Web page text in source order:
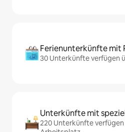
Ferienunterkünfte mit
30 Unterkünfte verfügen
Unterkünfte mit
220 Unterkünfte